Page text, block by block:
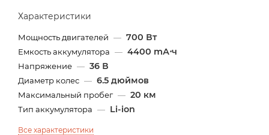
Характеристики
Мощность двигателей — 700 Вт
Емкость аккумулятора — 4400 mА⋅ч
Напряжение — 36 В
Диаметр колес — 6.5 дюймов
Максимальный пробег — 20 км
Тип аккумулятора — Li-ion
Все характеристики